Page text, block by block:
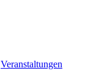
Veranstaltungen